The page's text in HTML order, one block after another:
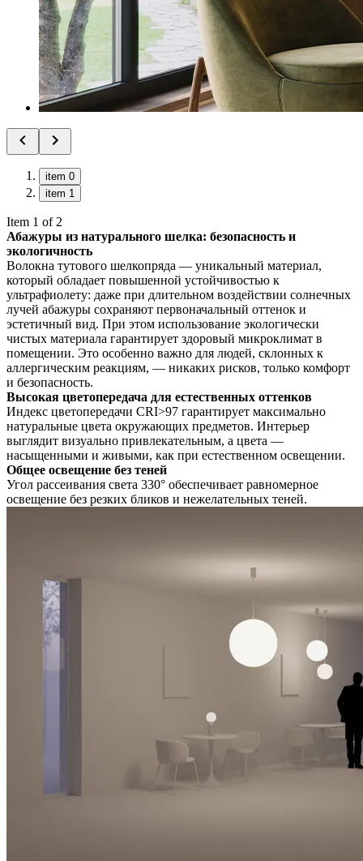
item 0
item 1
Item 1 of 2
Абажуры из натурального шелка: безопасность и
экологичность
Волокна тутового шелкопряда — уникальный материал,
который обладает повышенной устойчивостью к
ультрафиолету: даже при длительном воздействии солнечных
лучей абажуры сохраняют первоначальный оттенок и
эстетичный вид. При этом использование экологически
чистых материала гарантирует здоровый микроклимат в
помещении. Это особенно важно для людей, склонных к
аллергическим реакциям, — никаких рисков, только комфорт
и безопасность.
Высокая цветопередача для естественных оттенков
Индекс цветопередачи CRI>97 гарантирует максимально
натуральные цвета окружающих предметов. Интерьер
выглядит визуально привлекательным, а цвета —
насыщенными и живыми, как при естественном освещении.
Общее освещение без теней
Угол рассеивания света 330° обеспечивает равномерное
освещение без резких бликов и нежелательных теней.